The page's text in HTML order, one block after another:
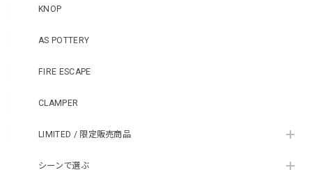
KNOP
AS POTTERY
FIRE ESCAPE
CLAMPER
LIMITED / 限定販売商品
シーンで選ぶ